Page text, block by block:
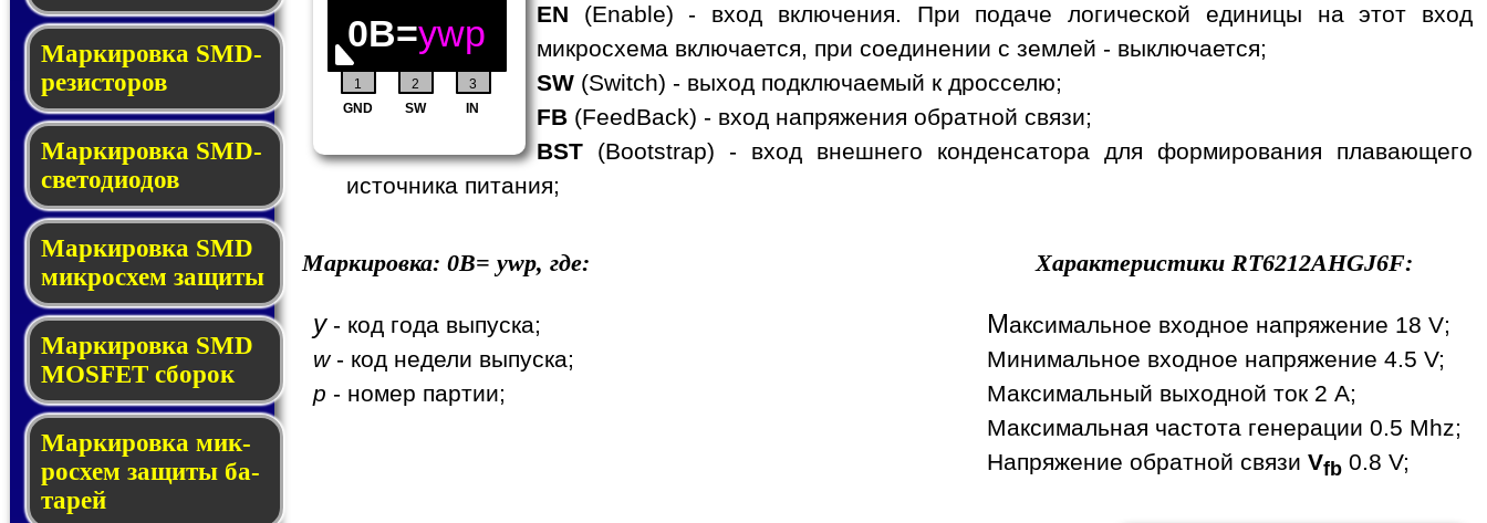
Маркировка SMD-
ре­зис­то­ров
Маркировка SMD-
све­то­дио­дов
Мар­ки­ров­ка SMD
мик­рос­хем защиты
Мар­ки­ров­ка SMD
MOSFET сбо­рок
Мар­ки­ров­ка мик­
ро­схем за­щи­ты ба­
та­рей
1 2 3
GND SW IN
0B=ywp
EN (Enable) - вход включения. При подаче логической единицы на этот вход
микросхема включается, при соединении с землей - выключается;
SW (Switch) - выход подключаемый к дросселю;
FB (FeedBack) - вход напряжения обратной связи;
BST (Bootstrap) - вход внешнего конденсатора для формирования плавающего
источника питания;
Маркировка: 0B= ywp, где:
y- код года выпуска;
w- код недели выпуска;
p - номер партии;
Характеристики RT6212AHGJ6F:
Максимальное входное напряжение 18 V;
Минимальное входное напряжение 4.5 V;
Максимальный выходной ток 2 A;
Максимальная частота генерации 0.5 Mhz;
Напряжение обратной связи Vfb 0.8 V;